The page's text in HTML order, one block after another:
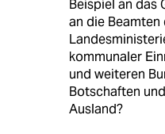
Beispiel an das
an die
kommunaler
und weiteren
Botschaften
Ausland?